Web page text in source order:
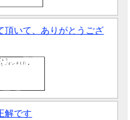
頂いて、ありがとうござ
解です